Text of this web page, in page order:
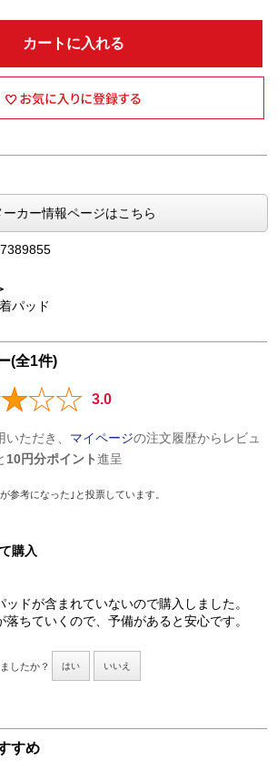
カートに入れる
ーカー情報ページはこちら
パッド
(全1件)
3.0
ただき、 マイページの注文履歴からレビュ
10円分ポイント進呈
参考になった｣と投票しています。
購入
ドが含まれていないので購入しました。
ちていくので、予備があると安心です。
したか？ はい いいえ
すめ